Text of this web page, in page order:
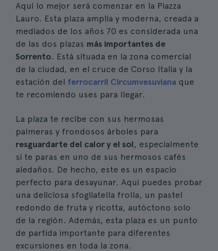
Aquí lo mejor será comenzar en la Piazza
Lauro. Esta plaza amplia y moderna, creada a
mediados de los años 70 es considerada una
de las dos plazas más importantes de
Sorrento. Está situada en la zona comercial
de la ciudad, en el cruce de Corso Italia y la
estación del ferrocarril Circumvesuviana que
te recomiendo uses para llegar.
La plaza te recibe con sus hermosas
palmeras y frondosos árboles para
resguardarte del calor y el sol, especialmente
si te paras en uno de sus hermosos cafés
aledaños. De hecho, este es un espacio
perfecto para desayunar. Aquí puedes probar
una deliciosa sfogliatella frolla, un pastel
redondo de fruta y ricotta, autóctono solo
de la región. Además, esta plaza es un punto
de partida importante para diferentes
excursiones en toda la zona.